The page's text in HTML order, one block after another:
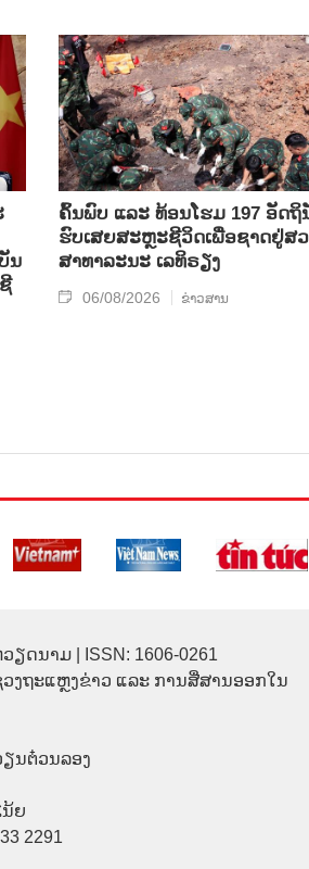
ນ​
ຄົ້ນ​ພົບ ແລະ ທ້ອນ​ໂຮມ 197 ອັດ​ຖິ​
ຮົບ​ເສຍ​ສະຫຼະ​ຊີ​ວິດ​ເພື່ອ​ຊາດ​ຢູ່​ສ
ສາ​ທາ​ລະ​ນະ ເລ​ທິ​ຣຽງ
06/08/2026 ຂ່າວສານ
ດນາມ | ISSN: 1606-0261
ວງຖະແຫຼງຂ່າວ ແລະ ການສື່ສານອອກໃນ
ນຕ໋ວນລອງ
ນ້ຍ
2291